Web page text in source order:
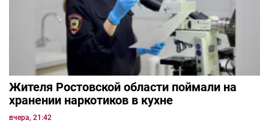
Жителя Ростовской области поймали на
хранении наркотиков в кухне
вчера, 21:42